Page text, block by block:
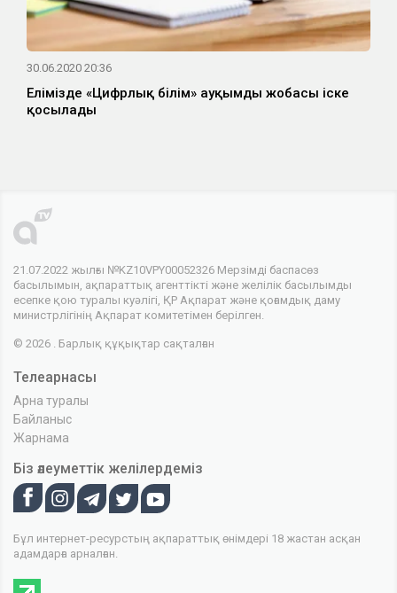
30.06.2020 20:36
Елімізде «Цифрлық білім» ауқымды жобасы іске
қосылады
21.07.2022 жылғы №KZ10VPY00052326 Мерзімді баспасөз
басылымын, ақпараттық агенттікті және желілік басылымды
есепке қою туралы куәлігі, ҚР Ақпарат және қоғамдық даму
министрлігінің Ақпарат комитетімен берілген.
© 2026 . Барлық құқықтар сақталған
Телеарнасы
Арна туралы
Байланыс
Жарнама
Біз әлеуметтік желілердеміз
Бұл интернет-ресурстың ақпараттық өнімдері 18 жастан асқан
адамдарға арналған.